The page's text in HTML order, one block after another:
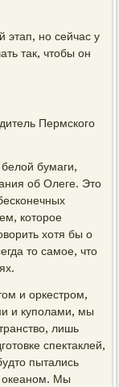
этап, но сейчас у
так, чтобы он
Пермского
бумаги,
об Олеге. Это
которое
хотя бы о
то самое, что
и оркестром,
и куполами, мы
лишь
спектаклей,
пытались
океаном. Мы